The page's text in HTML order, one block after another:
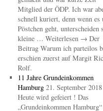
Mitglied der ÖDP. Ich war
schnell kuriert, denn wenn es
Pöstchen geht, unterscheiden
kleine … Weiterlesen → Der
Beitrag Warum ich parteilos
erschien zuerst auf Margit
Rolf.
11 Jahre Grundeinkommen
Hamburg 21. September 2018
Heute wird gefeiert ! Das
„Grundeinkommen Hamburg“